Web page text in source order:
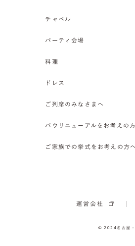
チャペル
パーティ会場
料理
ドレス
ご列席のみなさまへ
バウリニューアルをお考えの
ご家族での挙式をお考えの方へ
運営会社
© 2024名古屋